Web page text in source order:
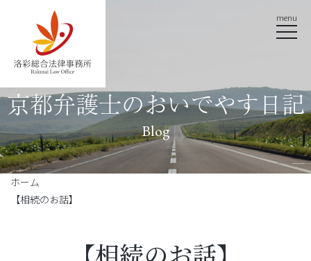
menu
京都弁護士のおいでやす日記
Blog
ホーム
【相続のお話】
【相続のお話】